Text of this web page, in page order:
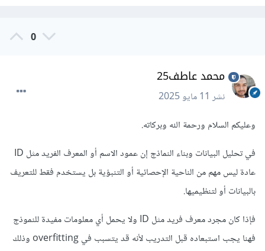
0
محمد عاطف25
نشر11 مايو 2025
وعليكم السلام ورحمة الله وبركاته.
في تحليل البيانات وبناء النماذج إن عمود الاسم أو المعرف الفريد مثل ID
عادة ليس مهم من الناحية الإحصائية أو التنبؤية بل يستخدم فقط للتعريف
بالبيانات أو لتنظيميها.
فإذا كان مجرد معرف فريد مثل ID ولا يحمل أي معلومات مفيدة للنموذج
فهنا يجب استبعاده قبل التدريب لأنه قد يتسبب في overfitting وذلك